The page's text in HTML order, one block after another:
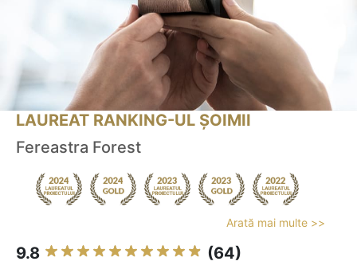
LAUREAT RANKING-UL ȘOIMII
Fereastra Forest
Arată mai multe >>
9.8 (64)